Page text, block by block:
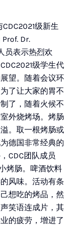
级新生
Dr.
员表示热烈欢
级学生代
望。随着会议环
了让大家的胃不
了，随着火候不
外烧烤场。烤肠
。取一根烤肠或
德国非常经典的
CDC团队成员
烤肠。啤酒饮料
风味。活动有条
想吃的烤品，然
笑语连成片，其
的疲劳，增进了